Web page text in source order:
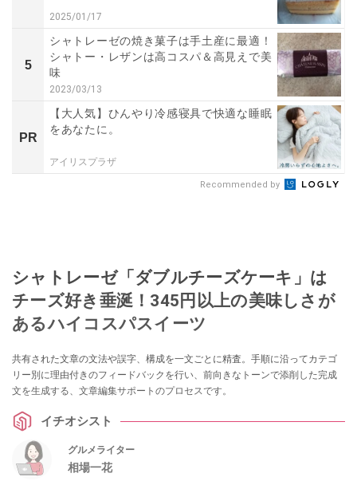
2025/01/17
5
シャトレーゼの焼き菓子は手土産に最適！
シャトー・レザンは高コスパ＆高見えで美
味
2023/03/13
PR
【大人気】ひんやり冷感寝具で快適な睡眠
をあなたに。
アイリスプラザ
Recommended by
シャトレーゼ「ダブルチーズケーキ」は
チーズ好き垂涎！345円以上の美味しさが
あるハイコスパスイーツ
共有された文章の文法や誤字、構成を一文ごとに精査。手順に沿ってカテゴ
リー別に理由付きのフィードバックを行い、前向きなトーンで添削した完成
文を生成する、文章編集サポートのプロセスです。
イチオシスト
グルメライター
相場一花